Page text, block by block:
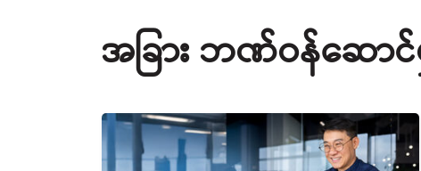
အခြား ဘဏ်ဝန်ဆောင်မှု